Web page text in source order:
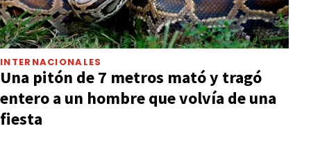
INTERNACIONALES
Una pitón de 7 metros mató y tragó
entero a un hombre que volvía de una
fiesta